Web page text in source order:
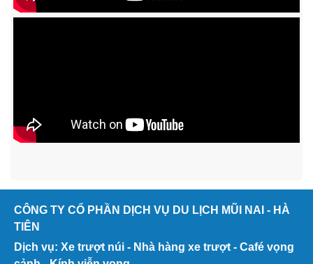
CÔNG TY CỔ PHẦN DỊCH VỤ DU LỊCH MŨI NAI - HÀ
TIÊN
Dịch vụ: Xe trượt núi - Nhà hàng xe trượt - Café vọng